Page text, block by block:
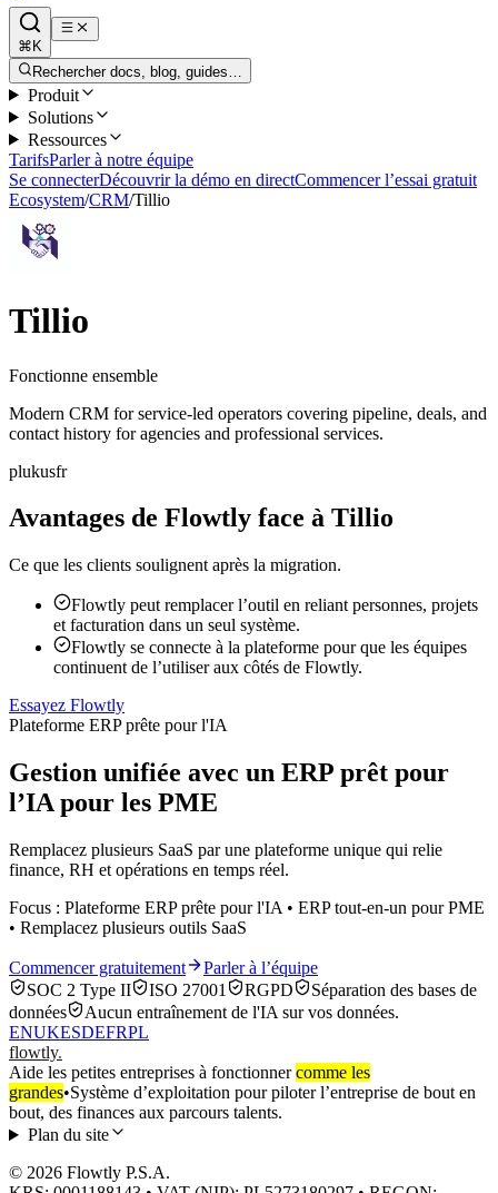
⌘K
Rechercher docs, blog, guides…
Produit
Solutions
Ressources
TarifsParler à notre équipe
Se connecterDécouvrir la démo en directCommencer l’essai gratuit
Ecosystem/CRM/Tillio
Tillio
Fonctionne ensemble
Modern CRM for service-led operators covering pipeline, deals, and
contact history for agencies and professional services.
plukusfr
Avantages de Flowtly face à Tillio
Ce que les clients soulignent après la migration.
Flowtly peut remplacer l’outil en reliant personnes, projets
et facturation dans un seul système.
Flowtly se connecte à la plateforme pour que les équipes
continuent de l’utiliser aux côtés de Flowtly.
Essayez Flowtly
Plateforme ERP prête pour l'IA
Gestion unifiée avec un ERP prêt pour
l’IA pour les PME
Remplacez plusieurs SaaS par une plateforme unique qui relie
finance, RH et opérations en temps réel.
Focus : Plateforme ERP prête pour l'IA • ERP tout-en-un pour PME
• Remplacez plusieurs outils SaaS
Commencer gratuitement
Parler à l’équipe
SOC 2 Type II
ISO 27001 RGPD
Séparation des bases de
données
Aucun entraînement de l'IA sur vos données.
ENUKESDEFRPL
flowtly.
Aide les petites entreprises à fonctionnercomme les
grandes•Système d’exploitation pour piloter l’entreprise de bout en
bout, des finances aux parcours talents.
Plan du site
© 2026 Flowtly P.S.A.